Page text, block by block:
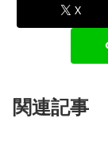
X
関連記事